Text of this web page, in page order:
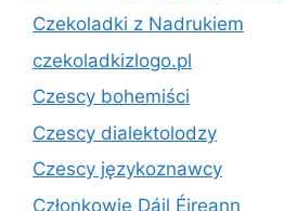
Czekoladki z Nadrukiem
czekoladkizlogo.pl
Czescy bohemiści
Czescy dialektolodzy
Czescy językoznawcy
Członkowie Dáil Éireann